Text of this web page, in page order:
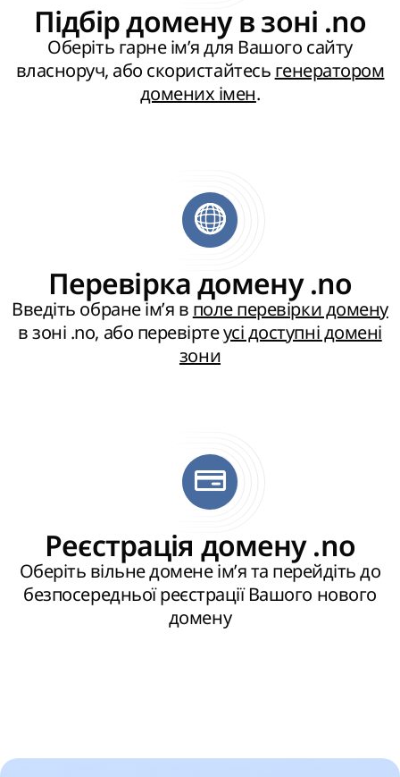
Підбір домену в зоні .no
Оберіть гарне ім’я для Вашого сайту
власноруч, або скористайтесь генератором
домених імен.
Перевірка домену .no
Введіть обране ім’я в поле перевірки домену
в зоні .no, або перевіртеусі доступні домені
зони
Реєстрація домену .no
Оберіть вільне домене ім’я та перейдіть до
безпосередньої реєстрації Вашого нового
домену